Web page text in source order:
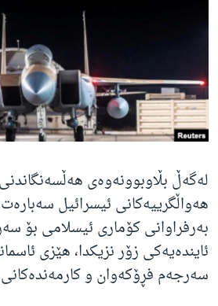
زمانه‌کان
لەگەڵ بڵاوبوونەوەی
هەواڵگرییەکانی ئیسرائیل
بەرفراوانی کۆماری ئیسلامی بۆ
ئایندەیەکی زۆر نزیکدا، هێزی
سەرجەم فڕۆکەوان و